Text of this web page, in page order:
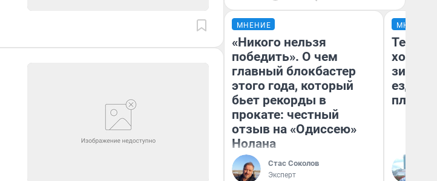
МНЕНИЕ
«Никого нельзя
победить». О чем
главный блокбастер
этого года, который
бьет рекорды в
прокате: честный
отзыв на «Одиссею»
Нолана
Стас Соколов
Эксперт
МНЕНИЕ
Тепло
зимой.
ездит
плюсы